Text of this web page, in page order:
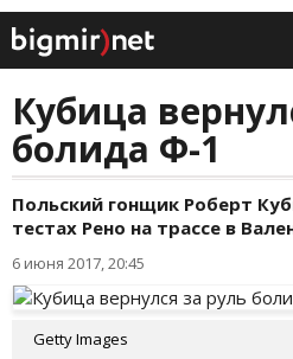
Кубица
болида Ф-1
Польский гонщик Роберт
тестах Рено на трассе в
6 июня 2017, 20:45
Getty Images